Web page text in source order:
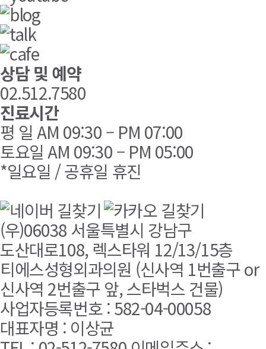
상담 및 예약
02.512.7580
진료시간
평 일 AM 09:30 – PM 07:00
토요일 AM 09:30 – PM 05:00
*일요일 / 공휴일 휴진
(우)06038 서울특별시 강남구
도산대로108, 렉스타워 12/13/15층
티에스성형외과의원 (신사역 1번출구 or
신사역 2번출구 앞, 스타벅스 건물)
사업자등록번호 : 582-04-00058
대표자명 : 이상균